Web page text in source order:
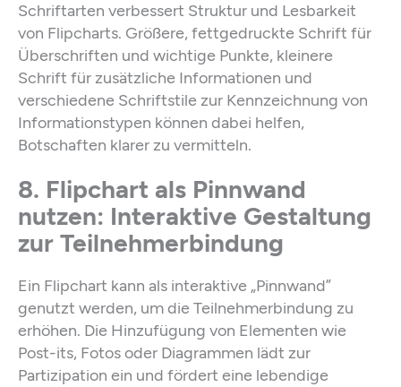
Schriftarten verbessert Struktur und Lesbarkeit
von Flipcharts. Größere, fettgedruckte Schrift für
Überschriften und wichtige Punkte, kleinere
Schrift für zusätzliche Informationen und
verschiedene Schriftstile zur Kennzeichnung von
Informationstypen können dabei helfen,
Botschaften klarer zu vermitteln.
8. Flipchart als Pinnwand
nutzen: Interaktive Gestaltung
zur Teilnehmerbindung
Ein Flipchart kann als interaktive „Pinnwand”
genutzt werden, um die Teilnehmerbindung zu
erhöhen. Die Hinzufügung von Elementen wie
Post-its, Fotos oder Diagrammen lädt zur
Partizipation ein und fördert eine lebendige